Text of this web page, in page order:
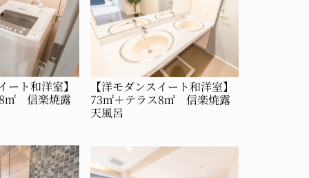
ート和洋室】
㎡ 信楽焼露
【洋モダンスイート和洋室】
73㎡＋テラス8㎡ 信楽焼露
天風呂